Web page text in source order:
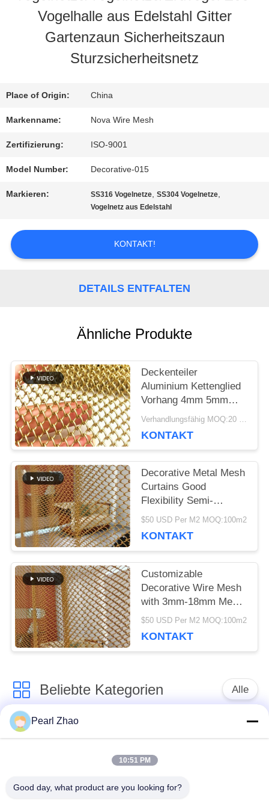
ÜBER
WERKSBESICHTIGUNG
QUALITÄTSKONTROLLE
UNS
SITEMAP
DATENSCHUTZRICHTLINIE
Vogelhalle aus Edelstahl Gitter
Gartenzaun Sicherheitszaun
Sturzsicherheitsnetz
Place of Origin: China
Markenname: Nova Wire Mesh
Zertifizierung: ISO-9001
Model Number: Decorative-015
Markieren: SS316 Vogelnetze,SS304 Vogelnetze,
Vogelnetz aus Edelstahl
KONTAKT!
DETAILS ENTFALTEN
Ähnliche Produkte
Deckenteiler
Aluminium Kettenglied
Vorhang 4mm 5mm
6mm Metall dekorativ Verhandlungsfähig MOQ:20 Quadratmeter
KONTAKT
Decorative Metal Mesh
Curtains Good
Flexibility Semi-
transparent For Your
Purpose
$50 USD Per M2 MOQ:100m2
KONTAKT
Customizable
Decorative Wire Mesh
with 3mm-18mm Mesh
Opening 0.5-2mm Wire
40%-85% Open Area
$50 USD Per M2 MOQ:100m2
KONTAKT
Beliebte Kategorien Alle
Metall-gabion Körbe
mit einer Breite von
dekorativer
Pearl Zhao
10:51 PM
Good day, what product are you looking for?